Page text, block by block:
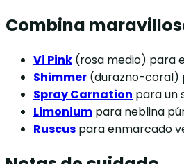
Combina
Vi Pink (rosa medio) para
Shimmer (durazno-coral)
Spray Carnation para un
Limonium para neblina
Ruscus para enmarcado